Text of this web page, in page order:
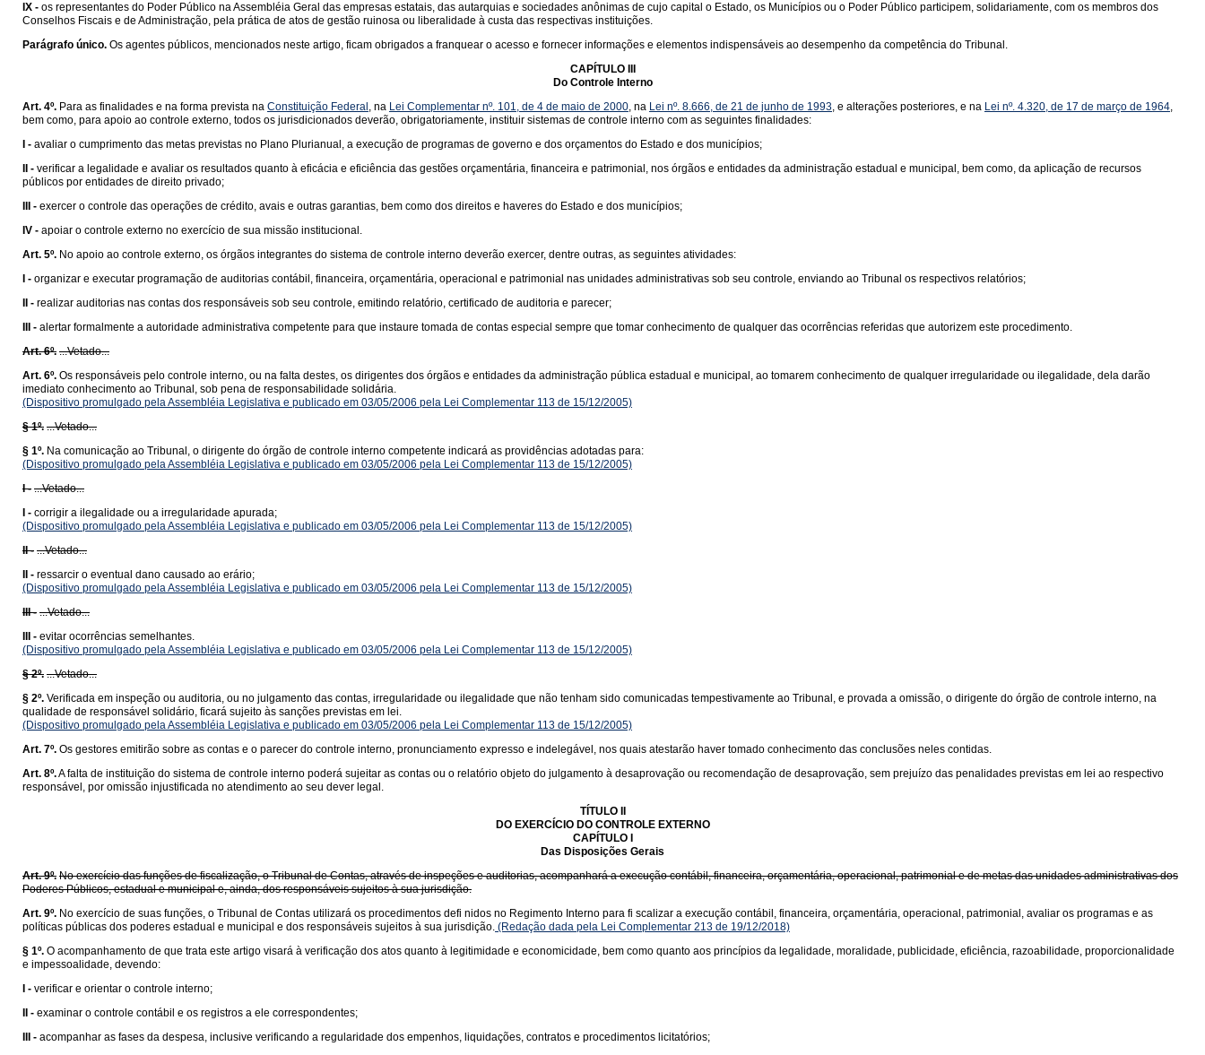
IX - os representantes do Poder Público na Assembléia Geral das empresas estatais, das autarquias e sociedades anônimas de cujo capital o Estado, os Municípios ou o Poder Público participem, solidariamente, com os membros dos
Conselhos Fiscais e de Administração, pela prática de atos de gestão ruinosa ou liberalidade à custa das respectivas instituições.
Parágrafo único. Os agentes públicos, mencionados neste artigo, ficam obrigados a franquear o acesso e fornecer informações e elementos indispensáveis ao desempenho da competência do Tribunal.
CAPÍTULO III
Do Controle Interno
Art. 4º. Para as finalidades e na forma prevista na Constituição Federal , na Lei Complementar nº. 101, de 4 de maio de 2000, na Lei nº. 8.666, de 21 de junho de 1993, e alterações posteriores, e na Lei nº. 4.320, de 17 de março de 1964,
bem como, para apoio ao controle externo, todos os jurisdicionados deverão, obrigatoriamente, instituir sistemas de controle interno com as seguintes finalidades:
I - avaliar o cumprimento das metas previstas no Plano Plurianual, a execução de programas de governo e dos orçamentos do Estado e dos municípios;
II - verificar a legalidade e avaliar os resultados quanto à eficácia e eficiência das gestões orçamentária, financeira e patrimonial, nos órgãos e entidades da administração estadual e municipal, bem como, da aplicação de recursos
públicos por entidades de direito privado;
III - exercer o controle das operações de crédito, avais e outras garantias, bem como dos direitos e haveres do Estado e dos municípios;
IV - apoiar o controle externo no exercício de sua missão institucional.
Art. 5º. No apoio ao controle externo, os órgãos integrantes do sistema de controle interno deverão exercer, dentre outras, as seguintes atividades:
I - organizar e executar programação de auditorias contábil, financeira, orçamentária, operacional e patrimonial nas unidades administrativas sob seu controle, enviando ao Tribunal os respectivos relatórios;
II - realizar auditorias nas contas dos responsáveis sob seu controle, emitindo relatório, certificado de auditoria e parecer;
III - alertar formalmente a autoridade administrativa competente para que instaure tomada de contas especial sempre que tomar conhecimento de qualquer das ocorrências referidas que autorizem este procedimento.
Art. 6º. ...Vetado...
Art. 6º. Os responsáveis pelo controle interno, ou na falta destes, os dirigentes dos órgãos e entidades da administração pública estadual e municipal, ao tomarem conhecimento de qualquer irregularidade ou ilegalidade, dela darão
imediato conhecimento ao Tribunal, sob pena de responsabilidade solidária.
(Dispositivo promulgado pela Assembléia Legislativa e publicado em 03/05/2006 pela Lei Complementar 113 de 15/12/2005)
§ 1º. ...Vetado...
§ 1º. Na comunicação ao Tribunal, o dirigente do órgão de controle interno competente indicará as providências adotadas para:
(Dispositivo promulgado pela Assembléia Legislativa e publicado em 03/05/2006 pela Lei Complementar 113 de 15/12/2005)
I - ...Vetado...
I - corrigir a ilegalidade ou a irregularidade apurada;
(Dispositivo promulgado pela Assembléia Legislativa e publicado em 03/05/2006 pela Lei Complementar 113 de 15/12/2005)
II - ...Vetado...
II - ressarcir o eventual dano causado ao erário;
(Dispositivo promulgado pela Assembléia Legislativa e publicado em 03/05/2006 pela Lei Complementar 113 de 15/12/2005)
III - ...Vetado...
III - evitar ocorrências semelhantes.
(Dispositivo promulgado pela Assembléia Legislativa e publicado em 03/05/2006 pela Lei Complementar 113 de 15/12/2005)
§ 2º. ...Vetado...
§ 2º. Verificada em inspeção ou auditoria, ou no julgamento das contas, irregularidade ou ilegalidade que não tenham sido comunicadas tempestivamente ao Tribunal, e provada a omissão, o dirigente do órgão de controle interno, na
qualidade de responsável solidário, ficará sujeito às sanções previstas em lei.
(Dispositivo promulgado pela Assembléia Legislativa e publicado em 03/05/2006 pela Lei Complementar 113 de 15/12/2005)
Art. 7º. Os gestores emitirão sobre as contas e o parecer do controle interno, pronunciamento expresso e indelegável, nos quais atestarão haver tomado conhecimento das conclusões neles contidas.
Art. 8º.A falta de instituição do sistema de controle interno poderá sujeitar as contas ou o relatório objeto do julgamento à desaprovação ou recomendação de desaprovação, sem prejuízo das penalidades previstas em lei ao respectivo
responsável, por omissão injustificada no atendimento ao seu dever legal.
TÍTULO II
DO EXERCÍCIO DO CONTROLE EXTERNO
CAPÍTULO I
Das Disposições Gerais
Art. 9º. No exercício das funções de fiscalização, o Tribunal de Contas, através de inspeções e auditorias, acompanhará a execução contábil, financeira, orçamentária, operacional, patrimonial e de metas das unidades administrativas dos
Poderes Públicos, estadual e municipal e, ainda, dos responsáveis sujeitos à sua jurisdição.
Art. 9º. No exercício de suas funções, o Tribunal de Contas utilizará os procedimentos defi nidos no Regimento Interno para fi scalizar a execução contábil, financeira, orçamentária, operacional, patrimonial, avaliar os programas e as
políticas públicas dos poderes estadual e municipal e dos responsáveis sujeitos à sua jurisdição. (Redação dada pela Lei Complementar 213 de 19/12/2018)
§ 1º. O acompanhamento de que trata este artigo visará à verificação dos atos quanto à legitimidade e economicidade, bem como quanto aos princípios da legalidade, moralidade, publicidade, eficiência, razoabilidade, proporcionalidade
e impessoalidade, devendo:
I - verificar e orientar o controle interno;
II - examinar o controle contábil e os registros a ele correspondentes;
III - acompanhar as fases da despesa, inclusive verificando a regularidade dos empenhos, liquidações, contratos e procedimentos licitatórios;